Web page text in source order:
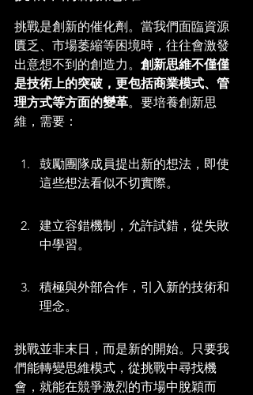
挑戰是創新的催化劑。當我們面臨資源
匱乏、市場萎縮等困境時，往往會激發
出意想不到的創造力。 創新思維不僅僅
是技術上的突破，更包括商業模式、管
理方式等方面的變革。要培養創新思
維，需要：
鼓勵團隊成員提出新的想法，即使
這些想法看似不切實際。
建立容錯機制，允許試錯，從失敗
中學習。
積極與外部合作，引入新的技術和
理念。
挑戰並非末日，而是新的開始。只要我
們能轉變思維模式，從挑戰中尋找機
會，就能在競爭激烈的市場中脫穎而